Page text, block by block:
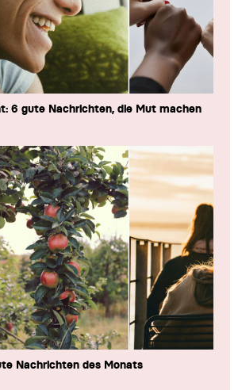
6 gute Nachrichten, die Mut machen
Nachrichten des Monats